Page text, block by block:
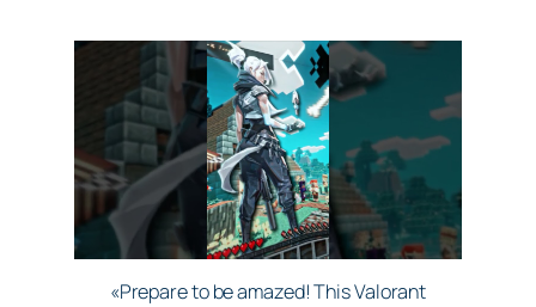
«Prepare to be amazed! This Valorant